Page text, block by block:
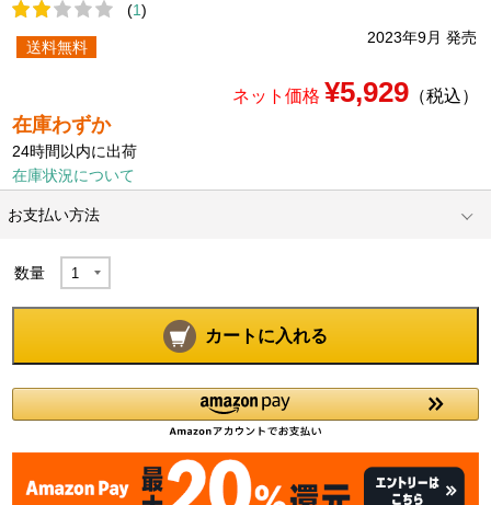
(1)
2023年9月 発売
送料無料
ネット価格 ¥5,929（税込）
在庫わずか
24時間以内に出荷
在庫状況について
お支払い方法
数量
カートに入れる